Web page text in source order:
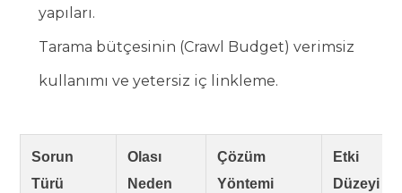
yapıları.
Tarama bütçesinin (Crawl Budget) verimsiz
kullanımı ve yetersiz iç linkleme.
Sorun
Türü
Olası
Neden
Çözüm
Yöntemi
Etki
Düzeyi